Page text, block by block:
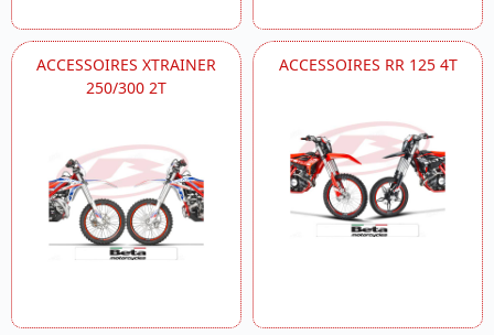
ACCESSOIRES XTRAINER
250/300 2T
ACCESSOIRES RR 125 4T